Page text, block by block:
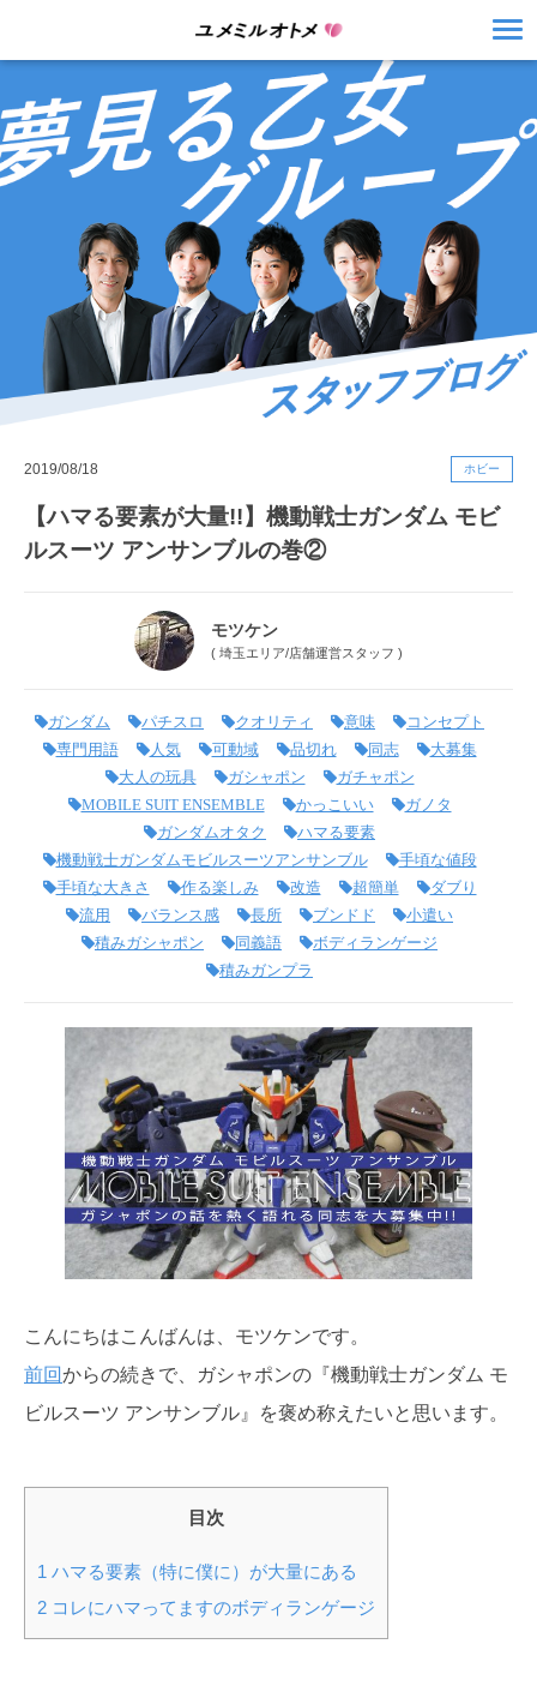
2019/08/18 ホビー
【ハマる要素が大量!!】機動戦士ガンダム モビ
ルスーツ アンサンブルの巻②
モツケン
( 埼玉エリア/店舗運営スタッフ )
ガンダム パチスロ クオリティ 意味
コンセプト
専門用語
人気 可動域 品切れ 同志
大募集
大人の玩具
ガシャポン
ガチャポン
MOBILE SUIT ENSEMBLE
かっこいい
ガノタ
ガンダムオタク
ハマる要素
機動戦士ガンダムモビルスーツアンサンブル
手頃な値段
手頃な大きさ
作る楽しみ 改造 超簡単
ダブり
流用
バランス感 長所 ブンドド
小遣い
積みガシャポン
同義語
ボディランゲージ
積みガンプラ
こんにちはこんばんは、モツケンです。
前回からの続きで、ガシャポンの『機動戦士ガンダム モ
ビルスーツ アンサンブル』を褒め称えたいと思います。
目次
1 ハマる要素（特に僕に）が大量にある
2 コレにハマってますのボディランゲージ